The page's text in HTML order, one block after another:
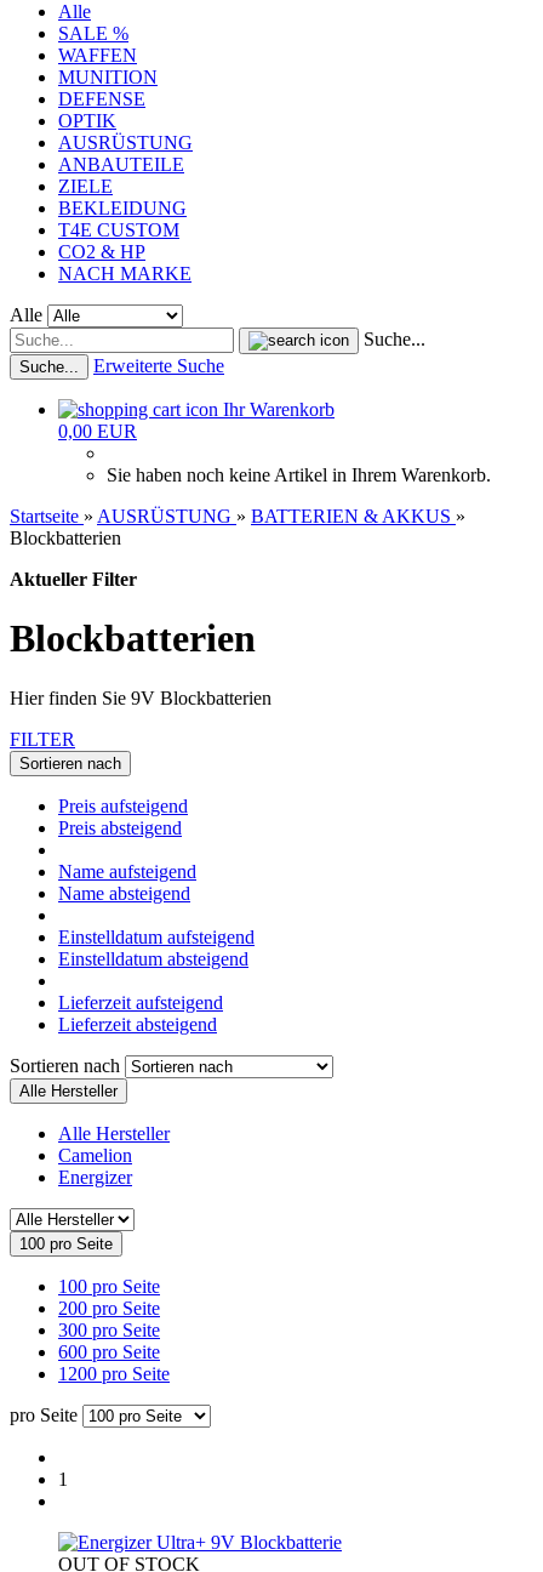
Alle
SALE %
WAFFEN
MUNITION
DEFENSE
OPTIK
AUSRÜSTUNG
ANBAUTEILE
ZIELE
BEKLEIDUNG
T4E CUSTOM
CO2 & HP
NACH MARKE
Alle
Suche...
Suche... Erweiterte Suche
Ihr Warenkorb
0,00 EUR
Sie haben noch keine Artikel in Ihrem Warenkorb.
Startseite » AUSRÜSTUNG » BATTERIEN & AKKUS »
Blockbatterien
Aktueller Filter
Blockbatterien
Hier finden Sie 9V Blockbatterien
FILTER
Sortieren nach
Preis aufsteigend
Preis absteigend
Name aufsteigend
Name absteigend
Einstelldatum aufsteigend
Einstelldatum absteigend
Lieferzeit aufsteigend
Lieferzeit absteigend
Sortieren nach
Alle Hersteller
Alle Hersteller
Camelion
Energizer
100 pro Seite
100 pro Seite
200 pro Seite
300 pro Seite
600 pro Seite
1200 pro Seite
pro Seite
1
OUT OF STOCK